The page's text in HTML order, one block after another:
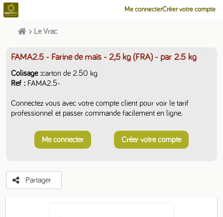
Me connecterCréer votre compte
> Le Vrac
FAMA2.5 - Farine de maïs - 2,5 kg (FRA) - par 2.5 kg
Colisage carton de 2.50 kg
Ref
FAMA2.5-
Connectez vous avec votre compte client pour voir le tarif
professionnel et passer commande facilement en ligne.
Me connecter Créer votre compte
Partager